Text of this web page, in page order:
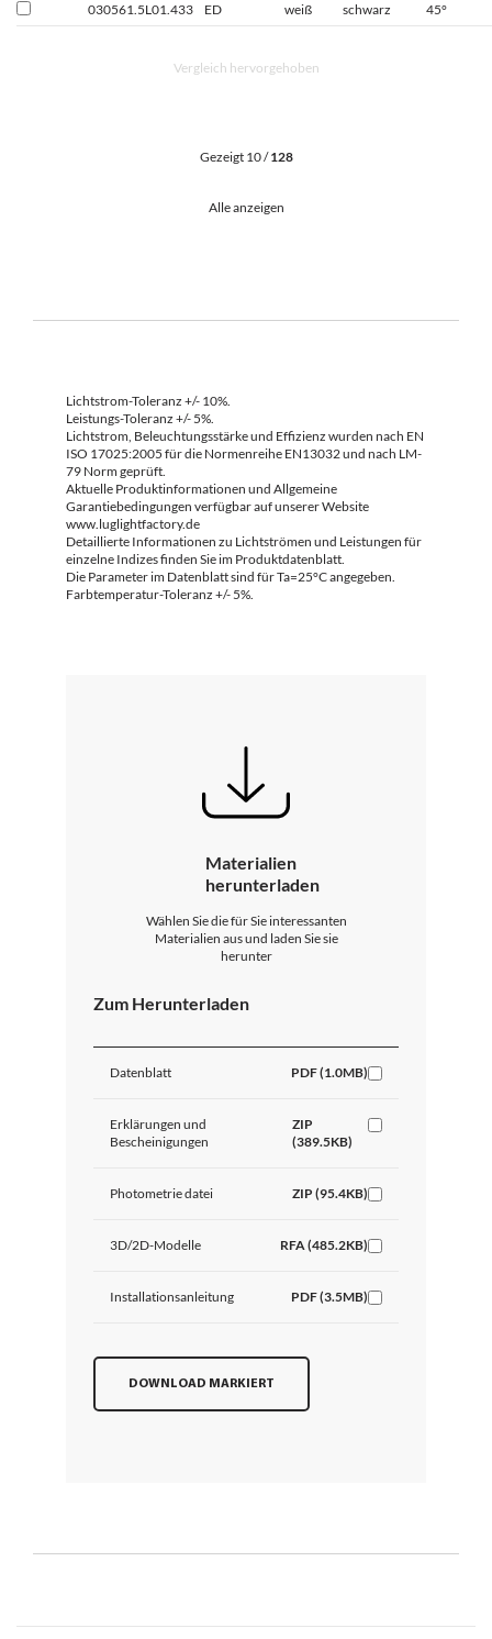
030561.5L01.433
ED weiß schwarz 45°
Vergleich hervorgehoben
Gezeigt 10 /128
Alle anzeigen
Lichtstrom-Toleranz +/- 10%.
Leistungs-Toleranz +/- 5%.
Lichtstrom, Beleuchtungsstärke und Effizienz wurden nach EN
ISO 17025:2005 für die Normenreihe EN13032 und nach LM-
79 Norm geprüft.
Aktuelle Produktinformationen und Allgemeine
Garantiebedingungen verfügbar auf unserer Website
www.luglightfactory.de
Detaillierte Informationen zu Lichtströmen und Leistungen für
einzelne Indizes finden Sie im Produktdatenblatt.
Die Parameter im Datenblatt sind für Ta=25°C angegeben.
Farbtemperatur-Toleranz +/- 5%.
Materialien
herunterladen
Wählen Sie die für Sie interessanten
Materialien aus und laden Sie sie
herunter
Zum Herunterladen
Datenblatt PDF (1.0MB)
Erklärungen und
Bescheinigungen
ZIP
(389.5KB)
Photometrie datei ZIP (95.4KB)
3D/2D-Modelle RFA (485.2KB)
Installationsanleitung PDF (3.5MB)
DOWNLOAD MARKIERT